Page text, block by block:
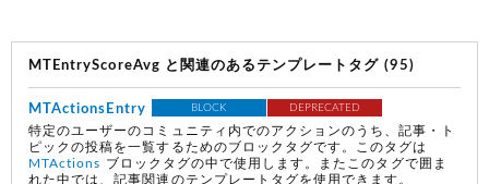
MTEntryScoreAvg と関連のあるテンプレートタグ (95)
MTActionsEntry BLOCK DEPRECATED
特定のユーザーのコミュニティ内でのアクションのうち、記事・ト
ピックの投稿を一覧するためのブロックタグです。このタグは
MTActions ブロックタグの中で使用します。またこのタグで囲ま
れた中では、記事関連のテンプレートタグを使用できます。